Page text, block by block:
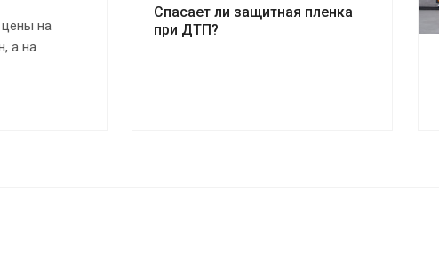
цены на
а на
Спасает ли защитная пленка
при ДТП?